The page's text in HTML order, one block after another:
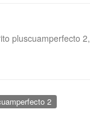
pluscuamperfecto 2,
2